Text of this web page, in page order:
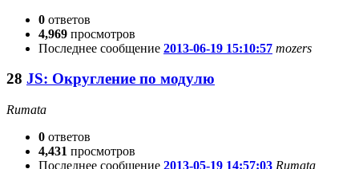
0 ответов
4,969 просмотров
Последнее сообщение 2013-06-19 15:10:57 mozers
28 JS: Округление по модулю
Rumata
0 ответов
4,431 просмотров
Последнее сообщение 2013-05-19 14:57:03 Rumata